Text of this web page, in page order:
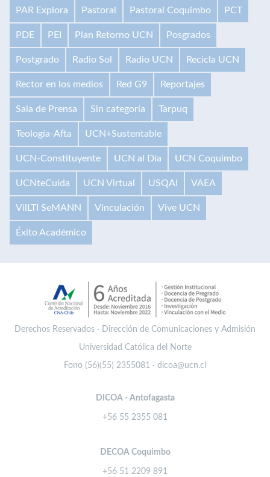
PAR Explora Pastoral Pastoral Coquimbo PCT
PDE PEI Plan Retorno UCN Posgrados
Postgrado Radio Sol Radio UCN Recicla UCN
Rector en los medios Red G9 Reportajes
Sala de Prensa Sin categoría Tarpuq
Teología-Afta UCN+Sustentable
UCN-Constituyente UCN al Día UCN Coquimbo
UCNteCuida UCN Virtual USQAI VAEA
VilLTI SeMANN Vinculación Vive UCN
Éxito Académico
Derechos Reservados · Dirección de Comunicaciones y Admisión
Universidad Católica del Norte
Fono (56)(55) 2355081 · dicoa@ucn.cl
DICOA - Antofagasta
+56 55 2355 081
DECOA Coquimbo
+56 51 2209 891